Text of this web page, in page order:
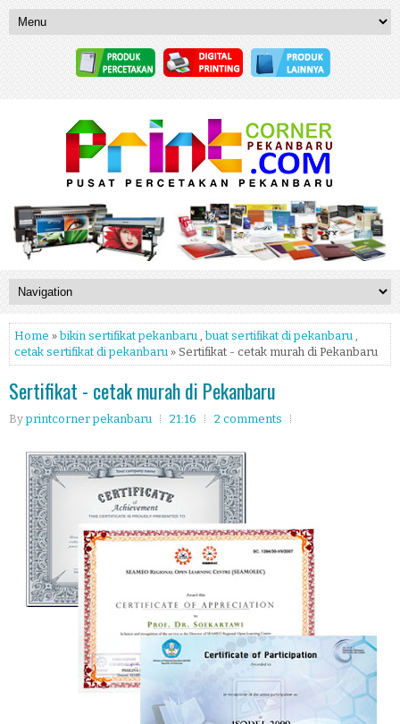
Home »bikin sertifikat pekanbaru ,buat sertifikat di pekanbaru
cetak sertifikat di pekanbaru » Sertifikat - cetak murah di Pekanbaru
Sertifikat - cetak murah di Pekanbaru
Byprintcorner pekanbaru 21:16 2 comments